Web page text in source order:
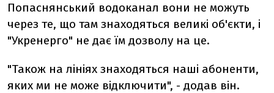
Попаснянський водоканал вони не можуть
через те, що там знаходяться великі об'єкти, і
"Укренерго" не дає їм дозволу на це.
"Також на лініях знаходяться наші абоненти,
яких ми не може відключити", - додав він.